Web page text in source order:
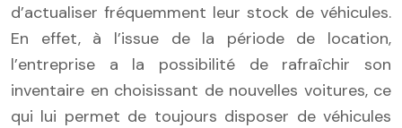
d’actualiser fréquemment leur stock de véhicules.
En effet, à l’issue de la période de location,
l’entreprise a la possibilité de rafraîchir son
inventaire en choisissant de nouvelles voitures, ce
qui lui permet de toujours disposer de véhicules